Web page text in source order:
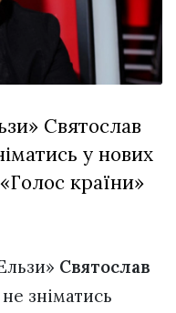
Святослав
у нових
країни»
Святослав
зніматись